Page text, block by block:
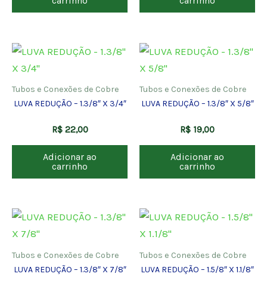
Tubos e Conexões de Cobre
LUVA REDUÇÃO – 1.3/8″ X 3/4″
R$22,00
Adicionar ao
carrinho
Tubos e Conexões de Cobre
LUVA REDUÇÃO – 1.3/8″ X 5/8″
R$ 19,00
Adicionar ao
carrinho
Tubos e Conexões de Cobre
LUVA REDUÇÃO – 1.3/8″ X 7/8″
Tubos e Conexões de Cobre
LUVA REDUÇÃO – 1.5/8″ X 1.1/8″